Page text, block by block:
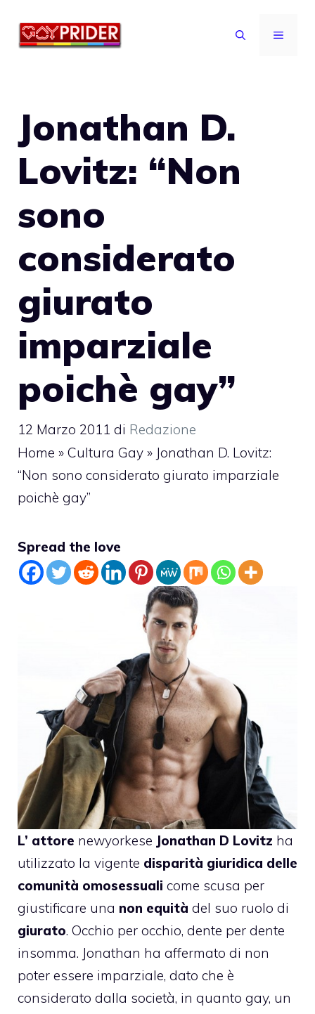
MENU
Jonathan D.
Lovitz: “Non
sono
considerato
giurato
imparziale
poichè gay”
12 Marzo 2011 di Redazione
Home » Cultura Gay » Jonathan D. Lovitz:
“Non sono considerato giurato imparziale
poichè gay”
Spread the love
L’ attore newyorkese Jonathan D Lovitz ha
utilizzato la vigente disparità giuridica delle
comunità omosessuali come scusa per
giustificare una non equità del suo ruolo di
giurato. Occhio per occhio, dente per dente
insomma. Jonathan ha affermato di non
poter essere imparziale, dato che è
considerato dalla società, in quanto gay, un